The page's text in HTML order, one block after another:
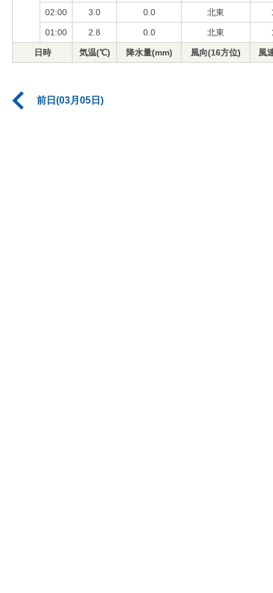
02:00 3.0 0.0 北東
01:00 2.8 0.0 北東
日時 気温(℃) 降水量(mm) 風向(16方位) 風
前日(03月05日)